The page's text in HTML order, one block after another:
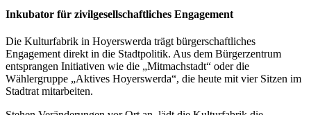
Inkubator für zivilgesellschaftliches Engagement
Die Kulturfabrik in Hoyerswerda trägt bürgerschaftliches
Engagement direkt in die Stadtpolitik. Aus dem Bürgerzentrum
entsprangen Initiativen wie die „Mitmachstadt“ oder die
Wählergruppe „Aktives Hoyerswerda“, die heute mit vier Sitzen im
Stadtrat mitarbeiten.